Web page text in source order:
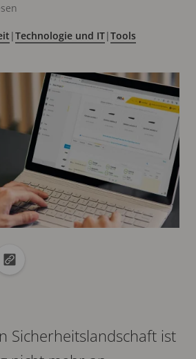
|Technologie und IT|Tools
auf X
URL in die Zwischenablage kopieren
Sicherheitslandschaft ist